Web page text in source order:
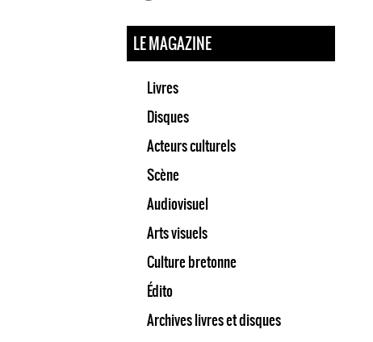
LE MAGAZINE
Livres
Disques
Acteurs culturels
Scène
Audiovisuel
Arts visuels
Culture bretonne
Édito
Archives livres et disques